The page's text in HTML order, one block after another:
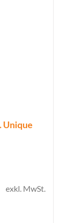
Unique
exkl. MwSt.